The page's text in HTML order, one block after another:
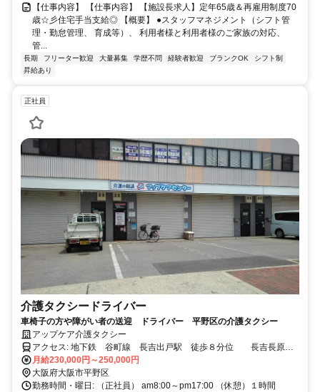
【仕事内容】 【仕事内容】 【施設長求人】定年65歳＆再雇用制度70
歳☆彡住宅手当支給◎ 【概要】 ●スタッフマネジメント（シフト管
理・勤怠管理、 育成等）、 利用者様と利用者様のご家族の対応、
管...
長期 フリーター歓迎 大量募集 学歴不問 経験者歓迎 ブランクOK
シフト制
昇給あり
正社員
介護タクシードライバー
車椅子の方や障がい者の送迎 ドライバー 平野区の介護タクシー
アップケア介護タクシー
アクセス: 地下鉄 谷町線 長吉出戸駅 徒歩８分位 長吉長原
駅 徒歩８分位
月給230,000円～250,000円
大阪府大阪市平野区
勤務時間・曜日: （正社員） am8:00～pm17:00 （休憩）１時間